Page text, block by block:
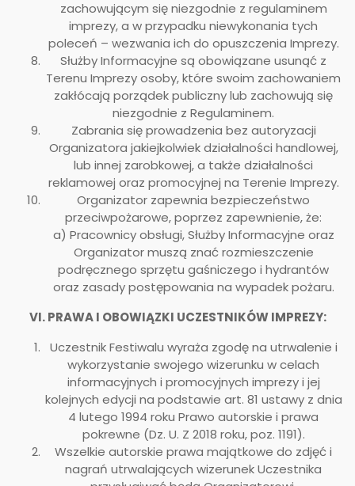
zachowującym się niezgodnie z regulaminem
imprezy, a w przypadku niewykonania tych
poleceń – wezwania ich do opuszczenia Imprezy.
Służby Informacyjne są obowiązane usunąć z
Terenu Imprezy osoby, które swoim zachowaniem
zakłócają porządek publiczny lub zachowują się
niezgodnie z Regulaminem.
Zabrania się prowadzenia bez autoryzacji
Organizatora jakiejkolwiek działalności handlowej,
lub innej zarobkowej, a także działalności
reklamowej oraz promocyjnej na Terenie Imprezy.
Organizator zapewnia bezpieczeństwo
przeciwpożarowe, poprzez zapewnienie, że:
a) Pracownicy obsługi, Służby Informacyjne oraz
Organizator muszą znać rozmieszczenie
podręcznego sprzętu gaśniczego i hydrantów
oraz zasady postępowania na wypadek pożaru.
VI. PRAWA I OBOWIĄZKI UCZESTNIKÓW IMPREZY:
Uczestnik Festiwalu wyraża zgodę na utrwalenie i
wykorzystanie swojego wizerunku w celach
informacyjnych i promocyjnych imprezy i jej
kolejnych edycji na podstawie art. 81 ustawy z dnia
4 lutego 1994 roku Prawo autorskie i prawa
pokrewne (Dz. U. Z 2018 roku, poz. 1191).
Wszelkie autorskie prawa majątkowe do zdjęć i
nagrań utrwalających wizerunek Uczestnika